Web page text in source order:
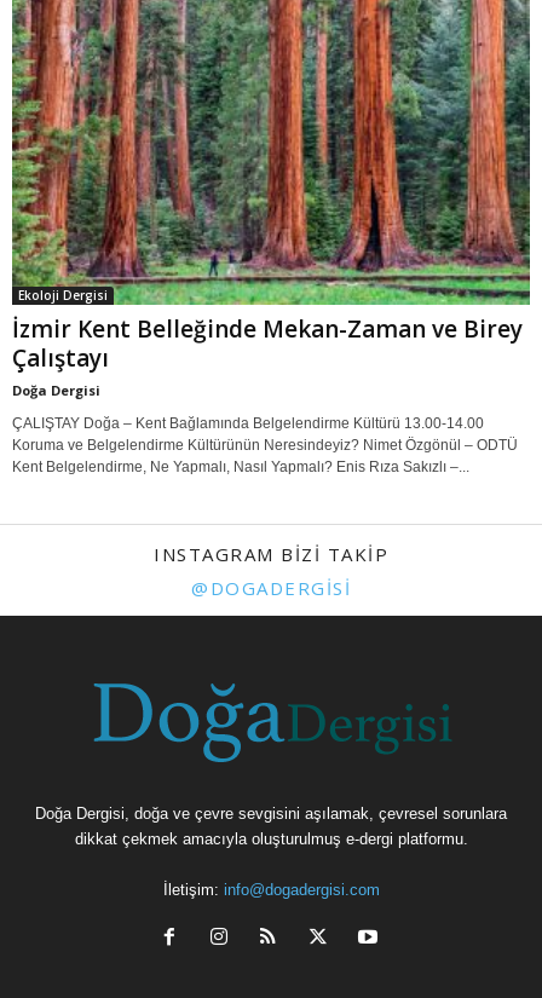
Ekoloji Dergisi
İzmir Kent Belleğinde Mekan-Zaman ve Birey
Çalıştayı
Doğa Dergisi
ÇALIŞTAY Doğa – Kent Bağlamında Belgelendirme Kültürü 13.00-14.00
Koruma ve Belgelendirme Kültürünün Neresindeyiz? Nimet Özgönül – ODTÜ
Kent Belgelendirme, Ne Yapmalı, Nasıl Yapmalı? Enis Rıza Sakızlı –...
INSTAGRAM BIZI TAKIP
@DOGADERGISI
Doğa Dergisi, doğa ve çevre sevgisini aşılamak, çevresel sorunlara
dikkat çekmek amacıyla oluşturulmuş e-dergi platformu.
İletişim: info@dogadergisi.com